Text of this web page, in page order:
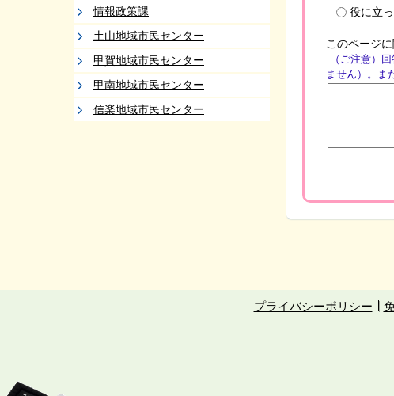
情報政策課
土山地域市民センター
甲賀地域市民センター
甲南地域市民センター
信楽地域市民センター
役に立
このページ
（ご注意）
ません）。ま
プライバシーポリシー